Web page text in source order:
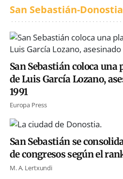
San Sebastián-Donostia
San Sebastián coloca una
de Luis García Lozano,
1991
Europa Press
San Sebastián se
de congresos según el
M. A. Lertxundi